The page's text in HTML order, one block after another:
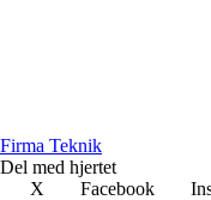
Firma Teknik
Del med hjertet
X
Facebook